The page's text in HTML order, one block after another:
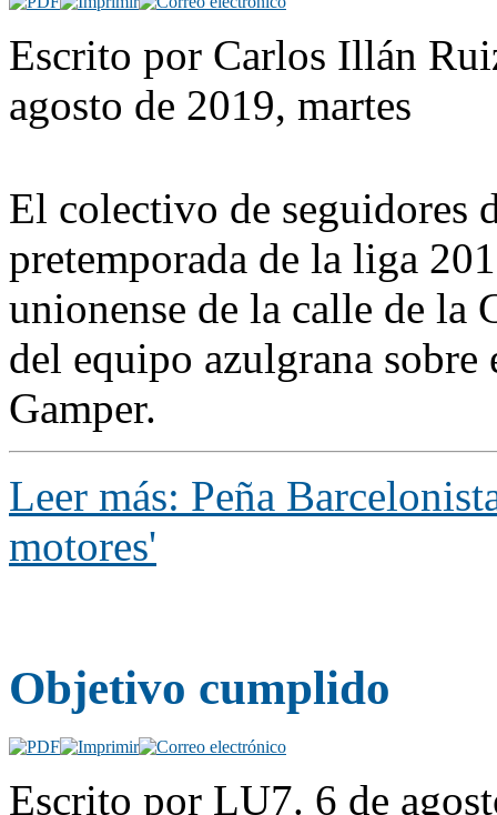
Escrito por Carlos Illán
agosto de 2019, martes
El colectivo de seguidores
pretemporada de la liga
unionense de la calle de la
del equipo azulgrana
Gamper.
Leer más: Peña
motores'
Objetivo cumplido
Escrito por LU7. 6 de